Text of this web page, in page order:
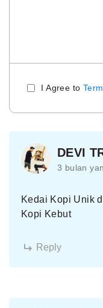
I Agree to
DEVI
3 bulan
Kedai Kopi Unik
Kopi Kebut
Reply